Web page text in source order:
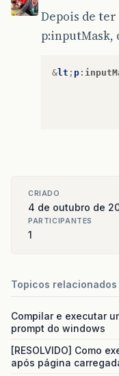
Depois de
p:inputMask,
&lt ; p :
CRIADO
4 de outubro de
PARTICIPANTES
1
Topicos relacionados
Compilar e executar
prompt do windows
[RESOLVIDO] Como
após página